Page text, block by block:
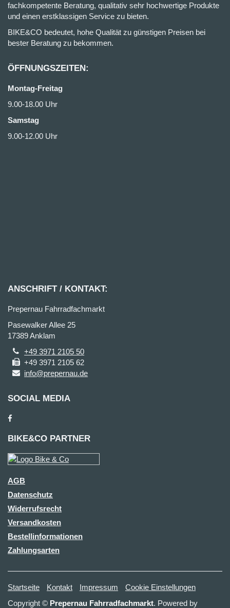
fachkompetente Beratung, qualitativ sehr hochwertige Produkte
und einen erstklassigen Service zu bieten.
BIKE&CO bedeutet, hohe Qualität zu günstigen Preisen bei
bester Beratung zu bekommen.
ÖFFNUNGSZEITEN:
Montag-Freitag
9.00-18.00 Uhr
Samstag
9.00-12.00 Uhr
ANSCHRIFT / KONTAKT:
Prepernau Fahrradfachmarkt
Pasewalker Allee 25
17389 Anklam
+49 3971 2105 50
+49 3971 2105 62
info@prepernau.de
SOCIAL MEDIA
BIKE&CO PARTNER
AGB
Datenschutz
Widerrufsrecht
Versandkosten
Bestellinformationen
Zahlungsarten
Startseite Kontakt Impressum
Cookie Einstellungen
Copyright © Prepernau Fahrradfachmarkt. Powered by